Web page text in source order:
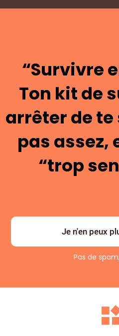
“Survivre
Ton kit de
arrêter de
pas assez,
“trop
Je n'en peux
Pas de